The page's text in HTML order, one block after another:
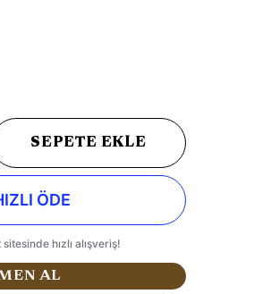
SEPETE EKLE
AL